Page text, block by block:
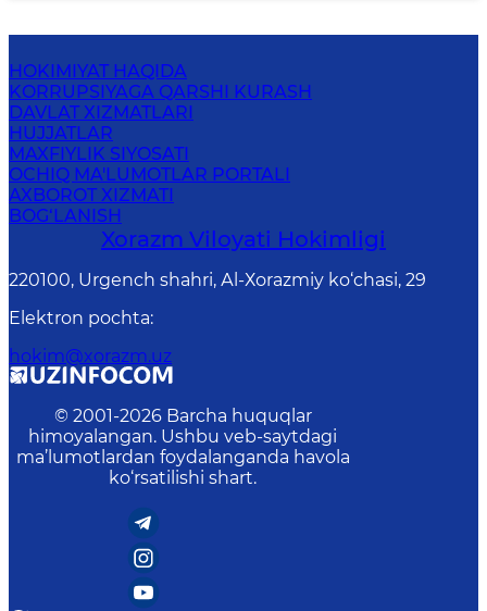
HOKIMIYAT HAQIDA
KORRUPSIYAGA QARSHI KURASH
DAVLAT XIZMATLARI
HUJJATLAR
MAXFIYLIK SIYOSATI
OCHIQ MA'LUMOTLAR PORTALI
AXBOROT XIZMATI
BOG‘LANISH
Xorazm Vilоyati Hоkimligi
220100, Urgеnch shаhri, Аl-Хоrаzmiy ko‘chаsi, 29
Elektron pochta:
hokim@xorazm.uz
© 2001-2026 Barcha huquqlar
himoyalangan. Ushbu veb-saytdagi
ma’lumotlardan foydalanganda havola
ko‘rsatilishi shart.